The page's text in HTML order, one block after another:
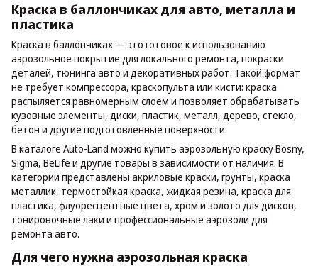
Краска в баллончиках для авто, металла и
пластика
Краска в баллончиках — это готовое к использованию
аэрозольное покрытие для локального ремонта, покраски
деталей, тюнинга авто и декоративных работ. Такой формат
не требует компрессора, краскопульта или кисти: краска
распыляется равномерным слоем и позволяет обрабатывать
кузовные элементы, диски, пластик, металл, дерево, стекло,
бетон и другие подготовленные поверхности.
В каталоге Auto-Land можно купить аэрозольную краску Bosny,
Sigma, BeLife и другие товары в зависимости от наличия. В
категории представлены акриловые краски, грунты, краска
металлик, термостойкая краска, жидкая резина, краска для
пластика, флуоресцентные цвета, хром и золото для дисков,
тонировочные лаки и профессиональные аэрозоли для
ремонта авто.
Для чего нужна аэрозольная краска